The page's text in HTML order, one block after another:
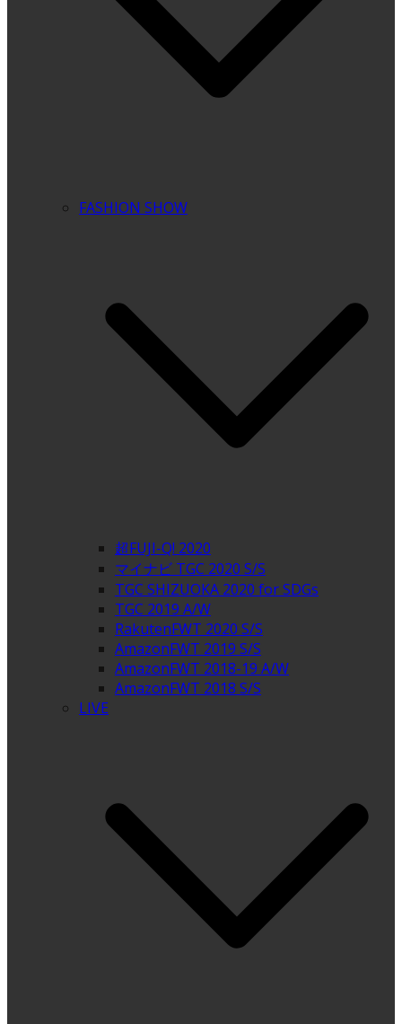
FASHION SHOW
超FUJI-Q! 2020
マイナビ TGC 2020 S/S
TGC SHIZUOKA 2020 for SDGs
TGC 2019 A/W
RakutenFWT 2020 S/S
AmazonFWT 2019 S/S
AmazonFWT 2018-19 A/W
AmazonFWT 2018 S/S
LIVE